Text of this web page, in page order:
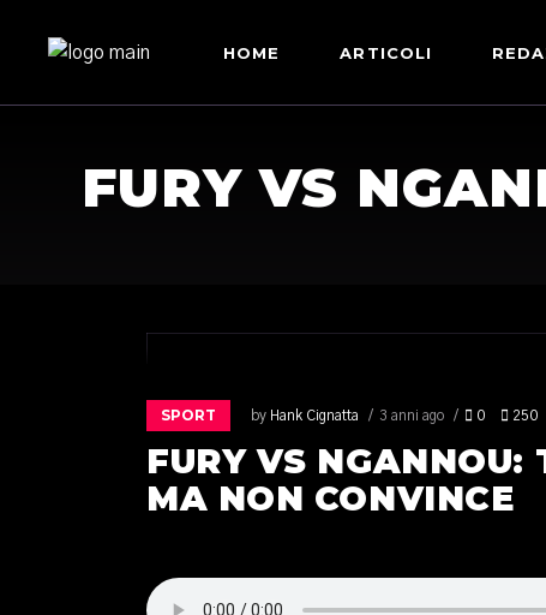
HOME ARTICOLI
FURY VS
SPORT by Hank Cignatta 3 anni ago 0 250
FURY VS NGANNOU:
MA NON CONVINCE